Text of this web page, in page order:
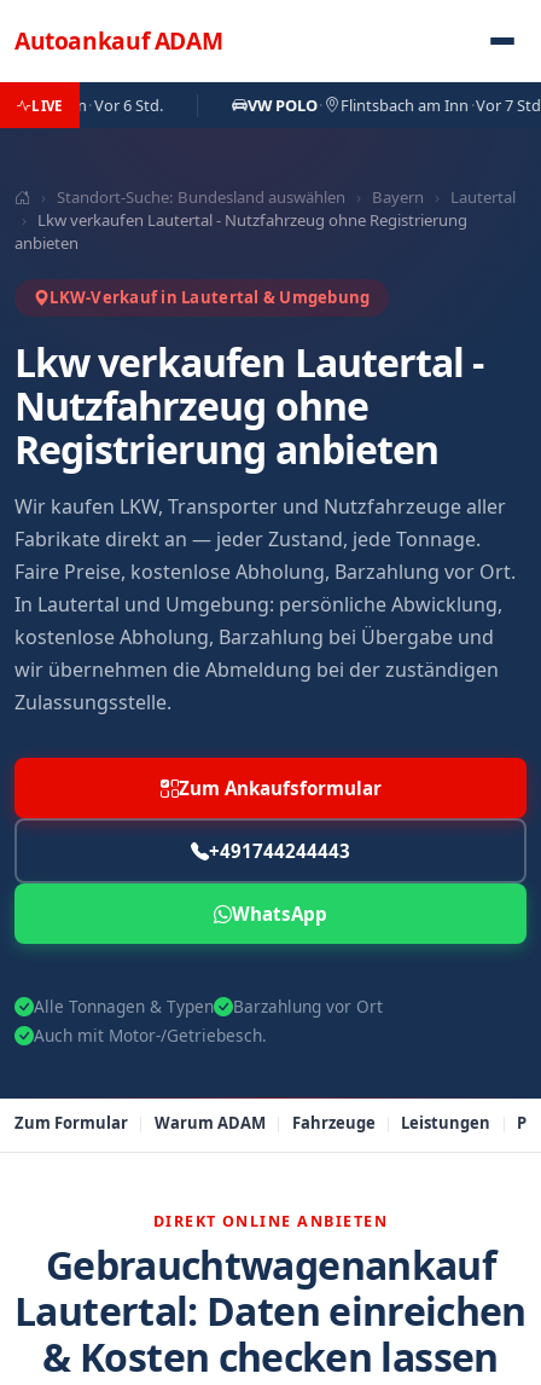
AutoankaufADAM
LIVE
·Vor 6 Std. VW POLO· Flintsbach am Inn ·Vor 7 Std.
› Standort-Suche: Bundesland auswählen › Bayern ›
Lautertal
›
Lkw verkaufen Lautertal - Nutzfahrzeug ohne Registrierung
anbieten
LKW-Verkauf in Lautertal & Umgebung
Lkw verkaufen Lautertal -
Nutzfahrzeug ohne
Registrierung anbieten
Wir kaufen LKW, Transporter und Nutzfahrzeuge aller
Fabrikate direkt an — jeder Zustand, jede Tonnage.
Faire Preise, kostenlose Abholung, Barzahlung vor Ort.
In Lautertal und Umgebung: persönliche Abwicklung,
kostenlose Abholung, Barzahlung bei Übergabe und
wir übernehmen die Abmeldung bei der zuständigen
Zulassungsstelle.
Zum Ankaufsformular
+491744244443
WhatsApp
Alle Tonnagen & Typen
Barzahlung vor Ort
Auch mit Motor-/Getriebesch.
Zum Formular Warum ADAM Fahrzeuge Leistungen
DIREKT ONLINE ANBIETEN
Gebrauchtwagenankauf
Lautertal: Daten einreichen
& Kosten checken lassen